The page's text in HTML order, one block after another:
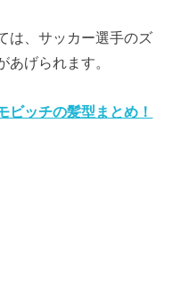
は、サッカー選手のズ
あげられます。
ビッチの髪型まとめ！